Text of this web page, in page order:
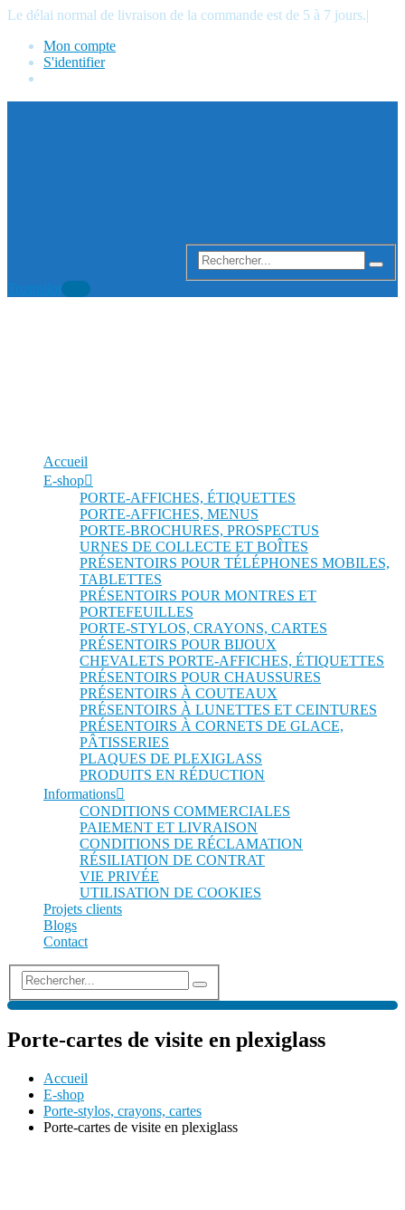
Le délai normal de livraison de la commande est de 5 à 7 jours.|
Mon compte
S'identifier
Trustpilot
Accueil
E-shop
PORTE-AFFICHES, ÉTIQUETTES
PORTE-AFFICHES, MENUS
PORTE-BROCHURES, PROSPECTUS
URNES DE COLLECTE ET BOÎTES
PRÉSENTOIRS POUR TÉLÉPHONES MOBILES,
TABLETTES
PRÉSENTOIRS POUR MONTRES ET
PORTEFEUILLES
PORTE-STYLOS, CRAYONS, CARTES
PRÉSENTOIRS POUR BIJOUX
CHEVALETS PORTE-AFFICHES, ÉTIQUETTES
PRÉSENTOIRS POUR CHAUSSURES
PRÉSENTOIRS À COUTEAUX
PRÉSENTOIRS À LUNETTES ET CEINTURES
PRÉSENTOIRS À CORNETS DE GLACE,
PÂTISSERIES
PLAQUES DE PLEXIGLASS
PRODUITS EN RÉDUCTION
Informations
CONDITIONS COMMERCIALES
PAIEMENT ET LIVRAISON
CONDITIONS DE RÉCLAMATION
RÉSILIATION DE CONTRAT
VIE PRIVÉE
UTILISATION DE COOKIES
Projets clients
Blogs
Contact
Porte-cartes de visite en plexiglass
Accueil
E-shop
Porte-stylos, crayons, cartes
Porte-cartes de visite en plexiglass